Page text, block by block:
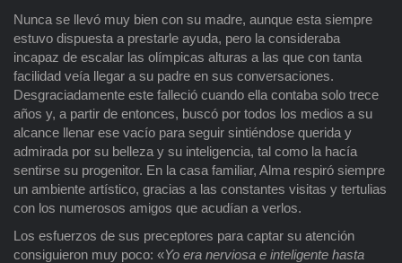
Nunca se llevó muy bien con su madre, aunque esta siempre
estuvo dispuesta a prestarle ayuda, pero la consideraba
incapaz de escalar las olímpicas alturas a las que con tanta
facilidad veía llegar a su padre en sus conversaciones.
Desgraciadamente este falleció cuando ella contaba solo trece
años y, a partir de entonces, buscó por todos los medios a su
alcance llenar ese vacío para seguir sintiéndose querida y
admirada por su belleza y su inteligencia, tal como la hacía
sentirse su progenitor. En la casa familiar, Alma respiró siempre
un ambiente artístico, gracias a las constantes visitas y tertulias
con los numerosos amigos que acudían a verlos.
Los esfuerzos de sus preceptores para captar su atención
consiguieron muy poco: «Yo era nerviosa e inteligente hasta